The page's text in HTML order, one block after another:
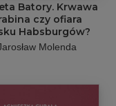
Batory. Krwawa
czy ofiara
Habsburgów?
Molenda